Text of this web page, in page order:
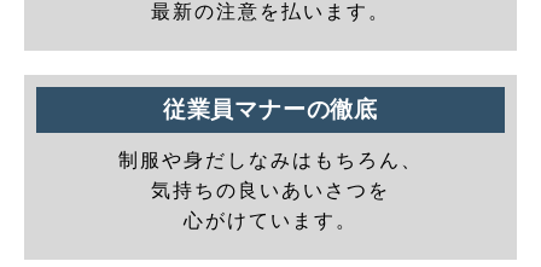
最新の注意を払います。
従業員マナーの徹底
制服や身だしなみはもちろん、
気持ちの良いあいさつを
心がけています。